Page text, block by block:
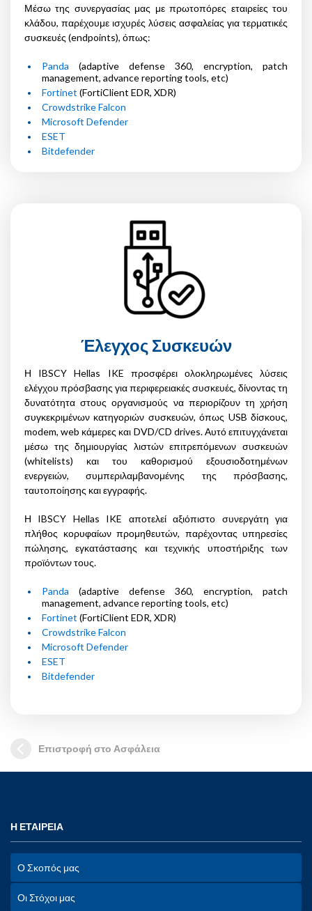
Μέσω της συνεργασίας μας με πρωτοπόρες εταιρείες του
κλάδου, παρέχουμε ισχυρές λύσεις ασφαλείας για τερματικές
συσκευές (endpoints), όπως:
Panda (adaptive defense 360, encryption, patch
management, advance reporting tools, etc)
Fortinet (FortiClient EDR, XDR)
Crowdstrike Falcon
Microsoft Defender
ESET
Bitdefender
Έλεγχος Συσκευών
Η IBSCY Hellas IKE προσφέρει ολοκληρωμένες λύσεις
ελέγχου πρόσβασης για περιφερειακές συσκευές, δίνοντας τη
δυνατότητα στους οργανισμούς να περιορίζουν τη χρήση
συγκεκριμένων κατηγοριών συσκευών, όπως USB δίσκους,
modem, web κάμερες και DVD/CD drives. Αυτό επιτυγχάνεται
μέσω της δημιουργίας λιστών επιτρεπόμενων συσκευών
(whitelists) και του καθορισμού εξουσιοδοτημένων
ενεργειών, συμπεριλαμβανομένης της πρόσβασης,
ταυτοποίησης και εγγραφής.
Η IBSCY Hellas IKE αποτελεί αξιόπιστο συνεργάτη για
πλήθος κορυφαίων προμηθευτών, παρέχοντας υπηρεσίες
πώλησης, εγκατάστασης και τεχνικής υποστήριξης των
προϊόντων τους.
Panda (adaptive defense 360, encryption, patch
management, advance reporting tools, etc)
Fortinet (FortiClient EDR, XDR)
Crowdstrike Falcon
Microsoft Defender
ESET
Bitdefender
Επιστροφή στο Ασφάλεια
Η ΕΤΑΙΡΕΙΑ
Ο Σκοπός μας
Οι Στόχοι μας